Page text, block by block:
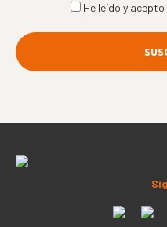
He leído y acepto